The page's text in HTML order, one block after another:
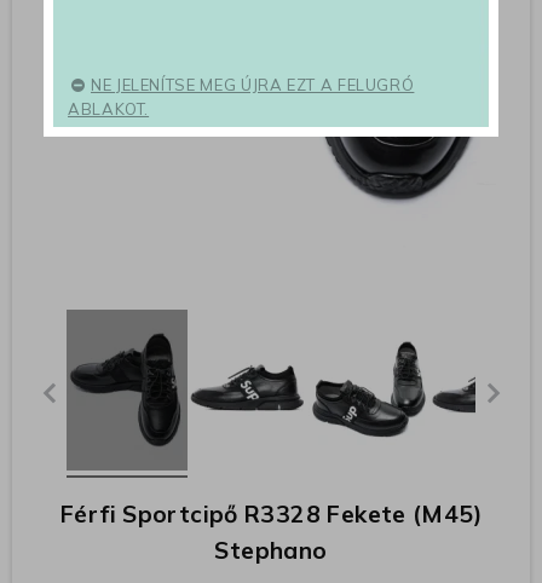
Férfi Sportcipő R3328 Fekete (M45)
Stephano
NE JELENÍTSE MEG ÚJRA EZT A FELUGRÓ
ABLAKOT.